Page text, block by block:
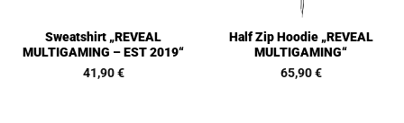
Sweatshirt „REVEAL
MULTIGAMING – EST 2019“
41,90€
Half Zip Hoodie „REVEAL
MULTIGAMING“
65,90€